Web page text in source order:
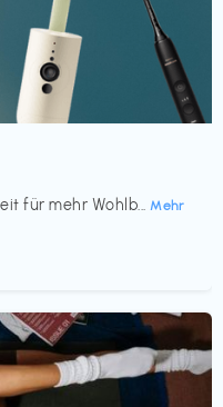
für mehr Wohlb... Mehr